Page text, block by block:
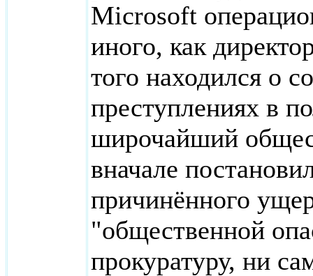
Microsoft
иного, как
того находился о
преступлениях в
широчайший
вначале
причинённого
"общественной
прокуратуру, ни